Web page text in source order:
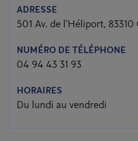
ADRESSE
501 Av. de l'Héliport, 83310
NUMÉRO DE TÉLÉPHONE
04 94 43 31 93
HORAIRES
Du lundi au vendredi